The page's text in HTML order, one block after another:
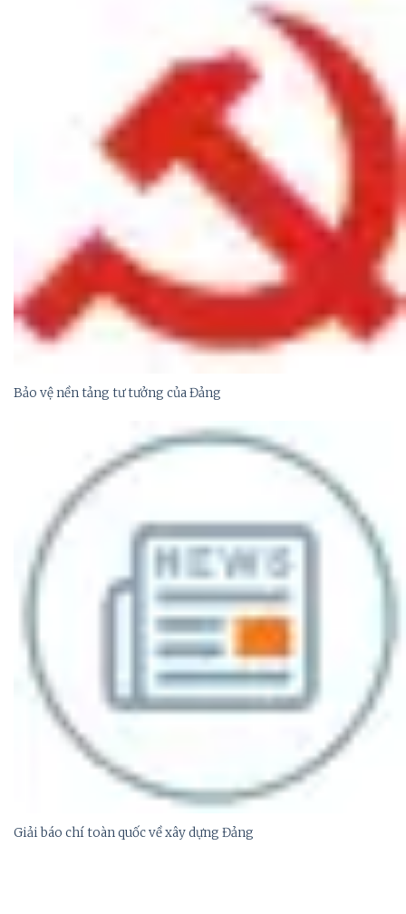
Bảo vệ nền tảng tư tưởng của Đảng
Giải báo chí toàn quốc về xây dựng Đảng